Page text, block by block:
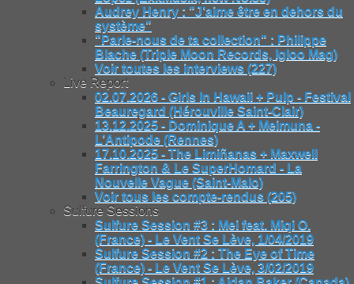
Audrey Henry : "J’aime être en dehors du
système"
"Parle-nous de ta collection" : Philippe
Blache (Triple Moon Records, Igloo Mag)
Voir toutes les interviews (227)
Live Report
02.07.2026 - Girls In Hawaii + Pulp - Festival
Beauregard (Hérouville Saint-Clair)
13.12.2025 - Dominique A + Meimuna -
L’Antipode (Rennes)
17.10.2025 - The Limiñanas + Maxwell
Farrington & Le SuperHomard - La
Nouvelle Vague (Saint-Malo)
Voir tous les compte-rendus (205)
Sulfure Sessions
Sulfure Session #3 : Mei feat. Miqi O.
(France) - Le Vent Se Lève, 1/04/2019
Sulfure Session #2 : The Eye of Time
(France) - Le Vent Se Lève, 3/02/2019